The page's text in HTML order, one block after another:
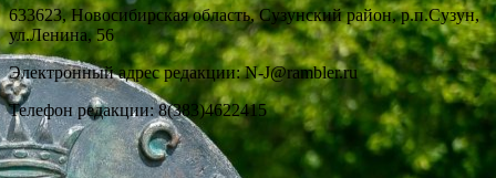
633623, Новосибирская область, Сузунский район, р.п.Сузун,
ул.Ленина, 56
Электронный адрес редакции: N-J@rambler.ru
Телефон редакции: 8(383)4622415